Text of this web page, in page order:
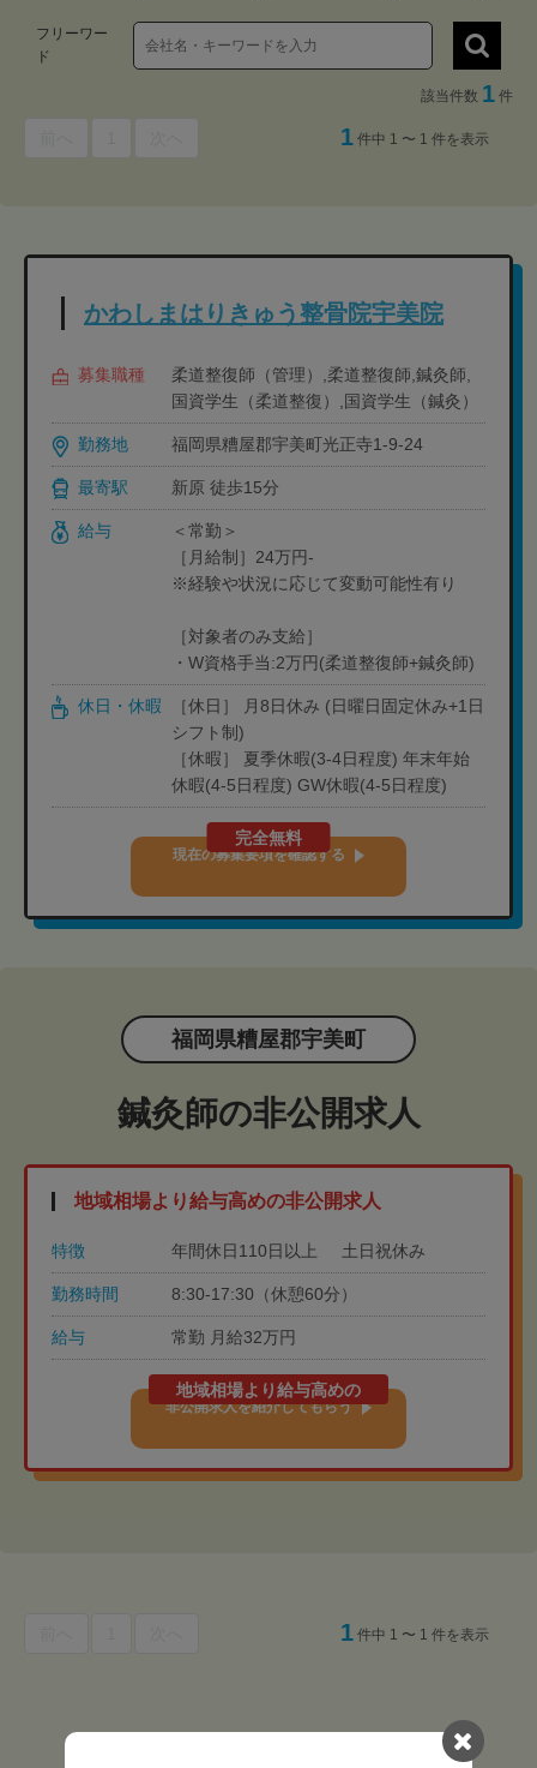
フリーワー
ド
該当件数 1 件
1 件中 1 〜 1 件を表示
かわしまはりきゅう整骨院宇美院
募集職種
柔道整復師（管理）,柔道整復師,鍼灸師,
国資学生（柔道整復）,国資学生（鍼灸）
勤務地 福岡県糟屋郡宇美町光正寺1-9-24
最寄駅 新原 徒歩15分
給与
＜常勤＞
［月給制］24万円-
※経験や状況に応じて変動可能性有り
［対象者のみ支給］
・W資格手当:2万円(柔道整復師+鍼灸師)
休日・休暇
［休日］ 月8日休み (日曜日固定休み+1日
シフト制)
［休暇］ 夏季休暇(3-4日程度) 年末年始
休暇(4-5日程度) GW休暇(4-5日程度)
完全無料
現在の募集要項を確認する
福岡県糟屋郡宇美町
鍼灸師の非公開求人
地域相場より給与高めの非公開求人
特徴 年間休日110日以上 土日祝休み
勤務時間 8:30-17:30（休憩60分）
給与 常勤 月給32万円
地域相場より給与高めの
非公開求人を紹介してもらう
1 件中 1 〜 1 件を表示